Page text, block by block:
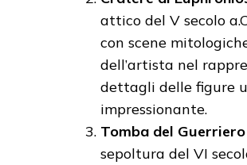
attico del V secolo
con scene
dell’artista nel
dettagli delle figure
impressionante.
Tomba del
sepoltura del VI